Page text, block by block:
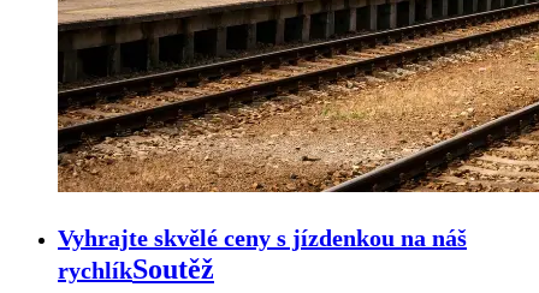
Vyhrajte skvělé ceny s jízdenkou na náš
rychlíkSoutěž